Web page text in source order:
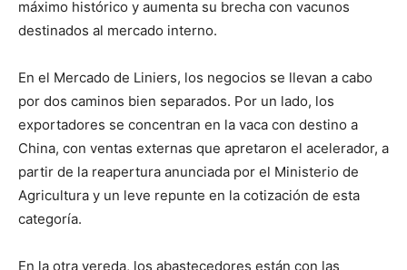
máximo histórico y aumenta su brecha con vacunos
destinados al mercado interno.
En el Mercado de Liniers, los negocios se llevan a cabo
por dos caminos bien separados. Por un lado, los
exportadores se concentran en la vaca con destino a
China, con ventas externas que apretaron el acelerador, a
partir de la reapertura anunciada por el Ministerio de
Agricultura y un leve repunte en la cotización de esta
categoría.
En la otra vereda, los abastecedores están con las